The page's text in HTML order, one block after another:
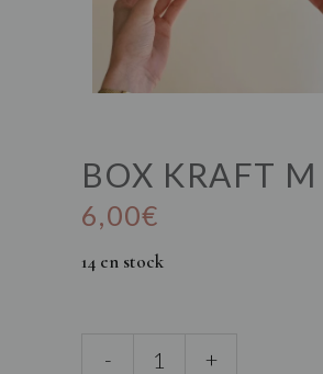
BOX KRAFT M
6,00€
14 en stock
- +